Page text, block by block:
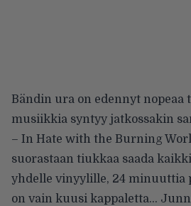
Bändin ura on edennyt nopeaa
musiikkia syntyy jatkossakin
– In Hate with the Burning
suorastaan tiukkaa saada
yhdelle vinyylille, 24 minuuttia
on vain kuusi kappaletta…